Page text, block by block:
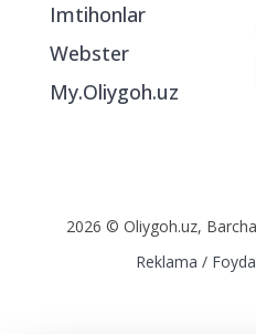
Imtihonlar